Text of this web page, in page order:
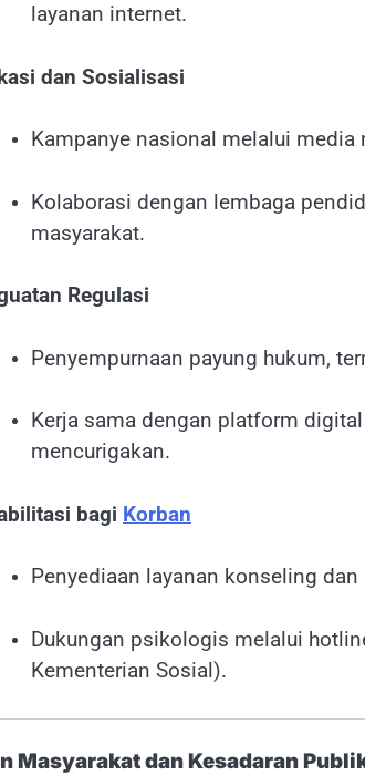
layanan internet.
dan Sosialisasi
Kampanye nasional melalui
Kolaborasi dengan lembaga
masyarakat.
Regulasi
Penyempurnaan payung hukum,
Kerja sama dengan platform
mencurigakan.
bagi Korban
Penyediaan layanan konseling
Dukungan psikologis melalui
Kementerian Sosial).
Masyarakat dan Kesadaran